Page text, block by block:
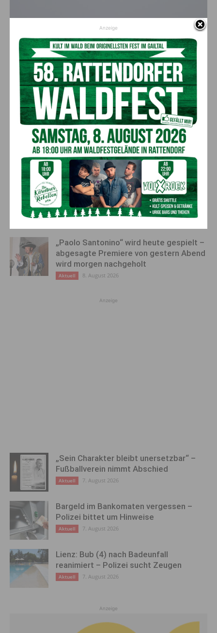
Vorheriger Artikel
Neue Staatsbürgerschaften
verliehen: LH Kaiser begrüßte
45 neue Landsleute in Kärnten
Nächster Artikel
Mehr Umsatz mit einem
Onlineshop – was ist zu
beachten?
AKTUELLES
Ein langes Leben ging zu Ende: Anna
Stulier im 106. Lebensjahr verstorben
Aktuell 8. August 2026
Ehrung für 50 Jahre Chorleitung:
Kärntner Lorbeer in Gold für Herwig
Schwarz
„Paolo Santonino“ wird heute gespielt –
abgesagte Premiere von gestern Abend
wird morgen nachgeholt
Aktuell 8. August 2026
Anzeige
„Sein Charakter bleibt unersetzbar“ –
Fußballverein nimmt Abschied
Aktuell 7. August 2026
Bargeld im Bankomaten vergessen –
Polizei bittet um Hinweise
Aktuell 7. August 2026
Lienz: Bub (4) nach Badeunfall
reanimiert – Polizei sucht Zeugen
Aktuell 7. August 2026
Anzeige
Anzeige